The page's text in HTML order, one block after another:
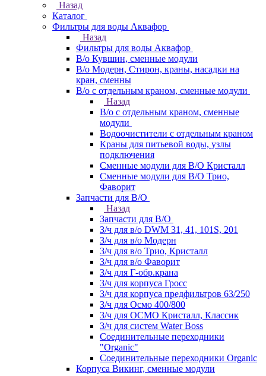
Назад
Каталог
Фильтры для воды Аквафор
Назад
Фильтры для воды Аквафор
В/о Кувшин, сменные модули
В/о Модерн, Стирон, краны, насадки на
кран, сменны
В/о с отдельным краном, сменные модули
Назад
В/о с отдельным краном, сменные
модули
Водоочистители с отдельным краном
Краны для питьевой воды, узлы
подключения
Сменные модули для В/О Кристалл
Сменные модули для В/О Трио,
Фаворит
Запчасти для В/О
Назад
Запчасти для В/О
З/ч для в/о DWM 31, 41, 101S, 201
З/ч для в/о Модерн
З/ч для в/о Трио, Кристалл
З/ч для в/о Фаворит
З/ч для Г-обр.крана
З/ч для корпуса Гросс
З/ч для корпуса предфильтров 63/250
З/ч для Осмо 400/800
З/ч для ОСМО Кристалл, Классик
З/ч для систем Water Boss
Соединительные переходники
"Organic"
Соединительные переходники Organic
Корпуса Викинг, сменные модули